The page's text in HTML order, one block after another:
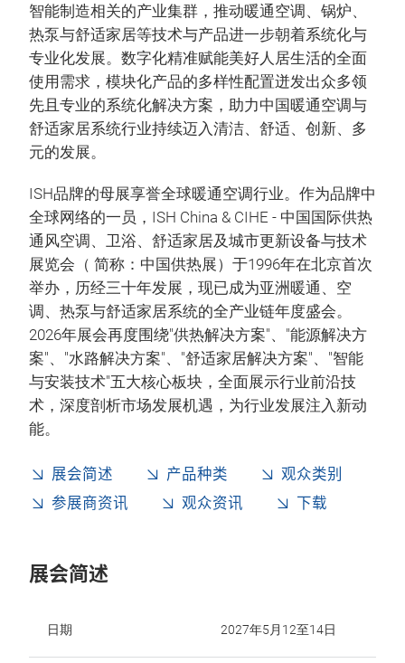
智能制造相关的产业集群，推动暖通空调、锅炉、
热泵与舒适家居等技术与产品进一步朝着系统化与
专业化发展。数字化精准赋能美好人居生活的全面
使用需求，模块化产品的多样性配置迸发出众多领
先且专业的系统化解决方案，助力中国暖通空调与
舒适家居系统行业持续迈入清洁、舒适、创新、多
元的发展。
ISH品牌的母展享誉全球暖通空调行业。作为品牌中
全球网络的一员，ISH China & CIHE - 中国国际供热
通风空调、卫浴、舒适家居及城市更新设备与技术
展览会（ 简称：中国供热展）于1996年在北京首次
举办，历经三十年发展，现已成为亚洲暖通、空
调、热泵与舒适家居系统的全产业链年度盛会。
2026年展会再度围绕"供热解决方案"、"能源解决方
案"、"水路解决方案"、"舒适家居解决方案"、"智能
与安装技术"五大核心板块，全面展示行业前沿技
术，深度剖析市场发展机遇，为行业发展注入新动
能。
展会简述 产品种类
观众类别
参展商资讯
观众资讯 下载
展会简述
日期 2027年5月12至14日